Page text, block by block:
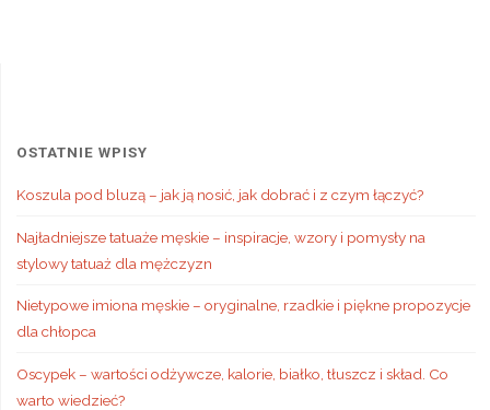
OSTATNIE WPISY
Koszula pod bluzą – jak ją nosić, jak dobrać i z czym łączyć?
Najładniejsze tatuaże męskie – inspiracje, wzory i pomysły na
stylowy tatuaż dla mężczyzn
Nietypowe imiona męskie – oryginalne, rzadkie i piękne propozycje
dla chłopca
Oscypek – wartości odżywcze, kalorie, białko, tłuszcz i skład. Co
warto wiedzieć?